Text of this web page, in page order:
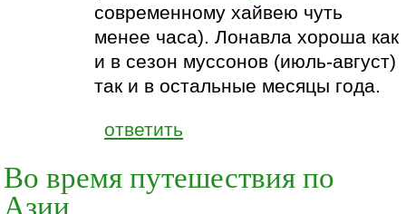
современному хайвею чуть
менее часа). Лонавла хороша как
и в сезон муссонов (июль-август)
так и в остальные месяцы года.
ответить
Во время путешествия по
Азии